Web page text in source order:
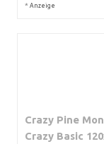
* Anzeige
Crazy Pine
Crazy Basic